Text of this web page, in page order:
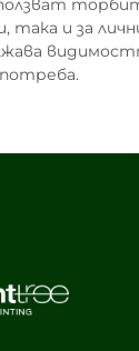
така и за